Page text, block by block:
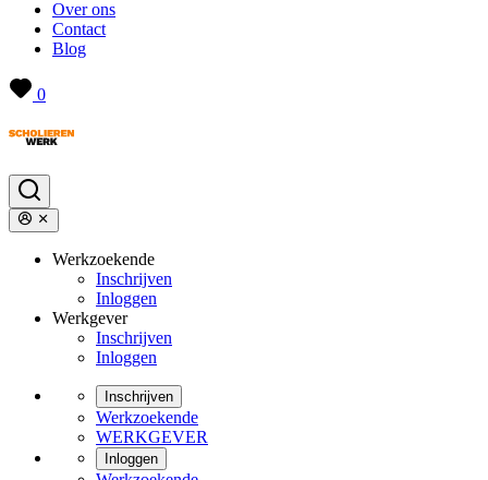
Over ons
Contact
Blog
0
Werkzoekende
Inschrijven
Inloggen
Werkgever
Inschrijven
Inloggen
Inschrijven
Werkzoekende
WERKGEVER
Inloggen